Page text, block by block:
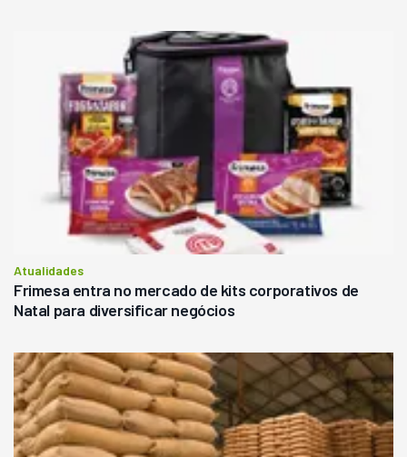
Atualidades
Frimesa entra no mercado de kits corporativos de
Natal para diversificar negócios